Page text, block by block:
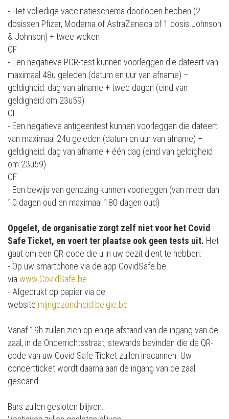
- Het volledige vaccinatieschema doorlopen hebben (2
dosissen Pfizer, Moderna of AstraZeneca of 1 dosis Johnson
& Johnson) + twee weken
OF
- Een negatieve PCR-test kunnen voorleggen die dateert van
maximaal 48u geleden (datum en uur van afname) –
geldigheid: dag van afname + twee dagen (eind van
geldigheid om 23u59)
OF
- Een negatieve antigeentest kunnen voorleggen die dateert
van maximaal 24u geleden (datum en uur van afname) –
geldigheid: dag van afname + één dag (eind van geldigheid
om 23u59)
OF
- Een bewijs van genezing kunnen voorleggen (van meer dan
10 dagen oud en maximaal 180 dagen oud)
Opgelet, de organisatie zorgt zelf niet voor het Covid
Safe Ticket, en voert ter plaatse ook geen tests uit. Het
gaat om een QR-code die u in uw bezit dient te hebben:
- Op uw smartphone via de app CovidSafe.be
via www.CovidSafe.be
- Afgedrukt op papier via de
website mijngezondheid.belgie.be
Vanaf 19h zullen zich op enige afstand van de ingang van de
zaal, in de Onderrichtsstraat, stewards bevinden die de QR-
code van uw Covid Safe Ticket zullen inscannen. Uw
concertticket wordt daarna aan de ingang van de zaal
gescand.
Bars zullen gesloten blijven.